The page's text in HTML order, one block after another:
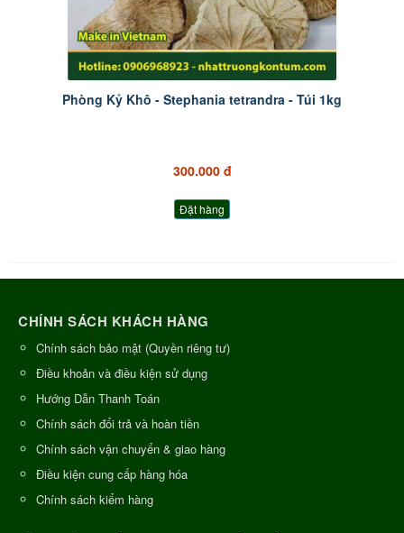
Phòng Kỷ Khô - Stephania tetrandra - Túi 1kg
300.000 đ
Đặt hàng
CHÍNH SÁCH KHÁCH HÀNG
Chính sách bảo mật (Quyền riêng tư)
Điều khoản và điều kiện sử dụng
Hướng Dẫn Thanh Toán
Chính sách đổi trả và hoàn tiền
Chính sách vận chuyển & giao hàng
Điều kiện cung cấp hàng hóa
Chính sách kiểm hàng